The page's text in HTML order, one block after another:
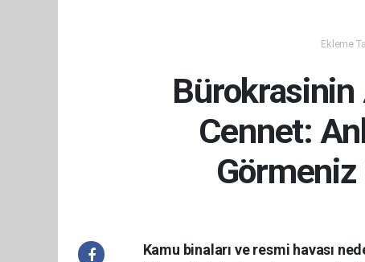
Ekleme
Bürokrasinin
Cennet:
Kamu binaları ve resmi havası